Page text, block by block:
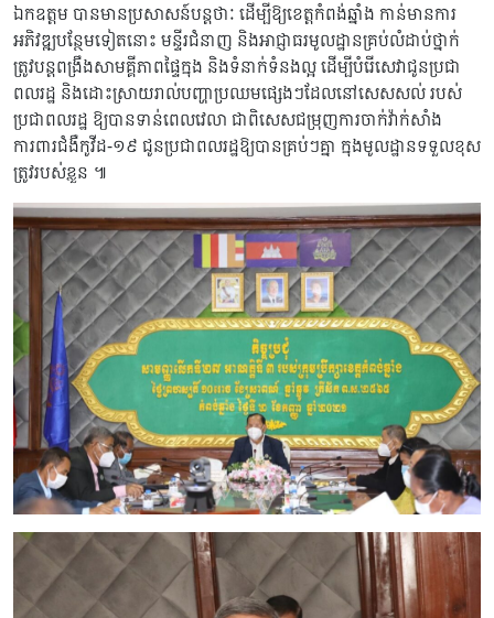
ឯកឧត្តម បានមានប្រសាសន៍បន្តថាៈ ដើម្បីឱ្យខេត្តកំពង់ឆ្នាំង កាន់មានការ
អភិវឌ្ឍបន្ថែមទៀតនោះ មន្ទីរជំនាញ និងអាជ្ញាធរមូលដ្ឋានគ្រប់លំដាប់ថ្នាក់
ត្រូវបន្តពង្រឹងសាមគ្គីភាពផ្ទៃក្នុង និងទំនាក់ទំនងល្អ ដើម្បីបំរើសេវាជូនប្រជា
ពលរដ្ឋ និងដោះស្រាយរាល់បញ្ហាប្រឈមផ្សេងៗដែលនៅសេសសល់ របស់
ប្រជាពលរដ្ឋ ឱ្យបានទាន់ពេលវេលា ជាពិសេសជម្រុញការចាក់វ៉ាក់សាំង
ការពារជំងឺកូវីដ-១៩ ជូនប្រជាពលរដ្ឋឱ្យបានគ្រប់ៗគ្នា ក្នុងមូលដ្ឋានទទួលខុស
ត្រូវរបស់ខ្លួន ៕